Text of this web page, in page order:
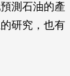
測石油的產
研究，也有